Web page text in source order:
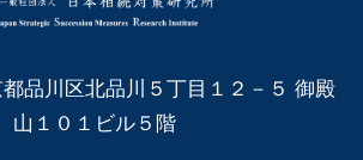
品川区北品川５丁目１２－５ 御殿
山１０１ビル５階